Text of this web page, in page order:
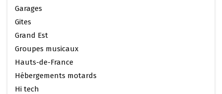
Garages
Gites
Grand Est
Groupes musicaux
Hauts-de-France
Hébergements motards
Hi tech